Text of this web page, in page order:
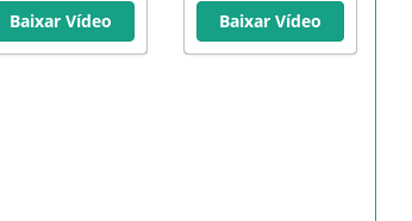
Baixar Vídeo Baixar Vídeo